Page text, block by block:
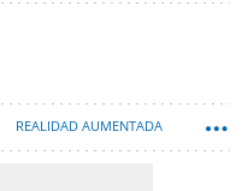
REALIDAD AUMENTADA